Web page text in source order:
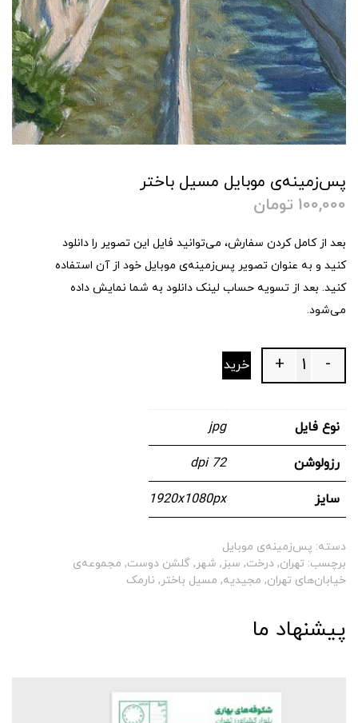
پس‌زمینه‌ی موبایل مسیل باختر
100,000 تومان
بعد از کامل کردن سفارش، می‌توانید فایل این تصویر را دانلود
کنید و به عنوان تصویر پس‌زمینه‌ی موبایل خود از آن استفاده
کنید. بعد از تسویه حساب لینک دانلود به شما نمایش داده
می‌شود.
Quantity -
+ خرید
نوع فایل jpg
رزولوشن 72 dpi
سایز 1920x1080px
دسته: پس‌زمینه‌ی موبایل
برچسب: تهران, درخت, سبز , شهر , گلشن دوست, مجموعه‌ی
خیابان‌های تهران, مجیدیه, مسیل باختر , نارمک
پیشنهاد ما